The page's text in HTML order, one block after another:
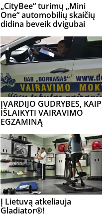
„CityBee“ turimų „Mini
One“ automobilių skaičių
didina beveik dvigubai
ĮVARDIJO GUDRYBES, KAIP
IŠLAIKYTI VAIRAVIMO
EGZAMINĄ
Į Lietuvą atkeliauja
Gladiator®!